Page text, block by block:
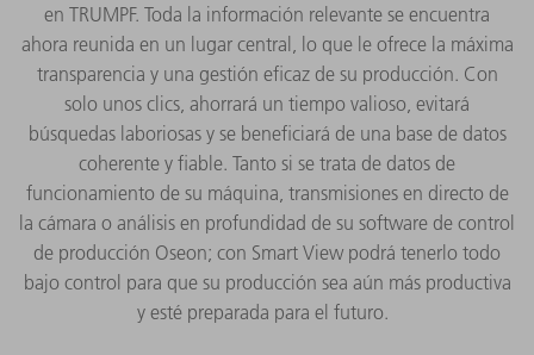
en TRUMPF. Toda la información relevante se encuentra
ahora reunida en un lugar central, lo que le ofrece la máxima
transparencia y una gestión eficaz de su producción. Con
solo unos clics, ahorrará un tiempo valioso, evitará
búsquedas laboriosas y se beneficiará de una base de datos
coherente y fiable. Tanto si se trata de datos de
funcionamiento de su máquina, transmisiones en directo de
la cámara o análisis en profundidad de su software de control
de producción Oseon; con Smart View podrá tenerlo todo
bajo control para que su producción sea aún más productiva
y esté preparada para el futuro.